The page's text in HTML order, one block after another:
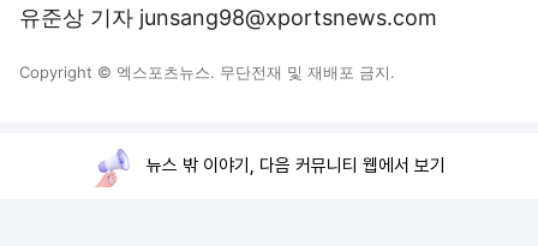
유준상 기자 junsang98@xportsnews.com
Copyright © 엑스포츠뉴스. 무단전재 및 재배포 금지.
뉴스 밖 이야기, 다음 커뮤니티 웹에서 보기